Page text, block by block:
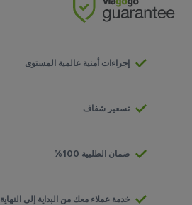
إجراءات أمنية عالمية المستوى
تسعير شفاف
ضمان الطلبية 100%
خدمة عملاء معك من البداية إلى النهاية